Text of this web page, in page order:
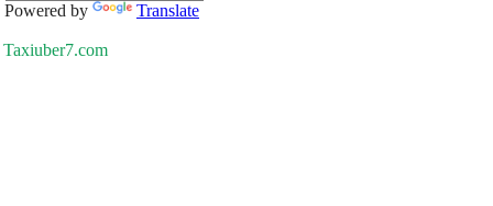
Powered by Translate
Taxiuber7.com